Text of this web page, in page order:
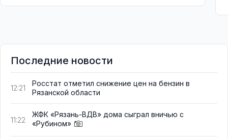
Последние новости
12:21
Росстат отметил снижение цен на бензин в
Рязанской области
11:22
ЖФК «Рязань-ВДВ» дома сыграл вничью с
«Рубином»